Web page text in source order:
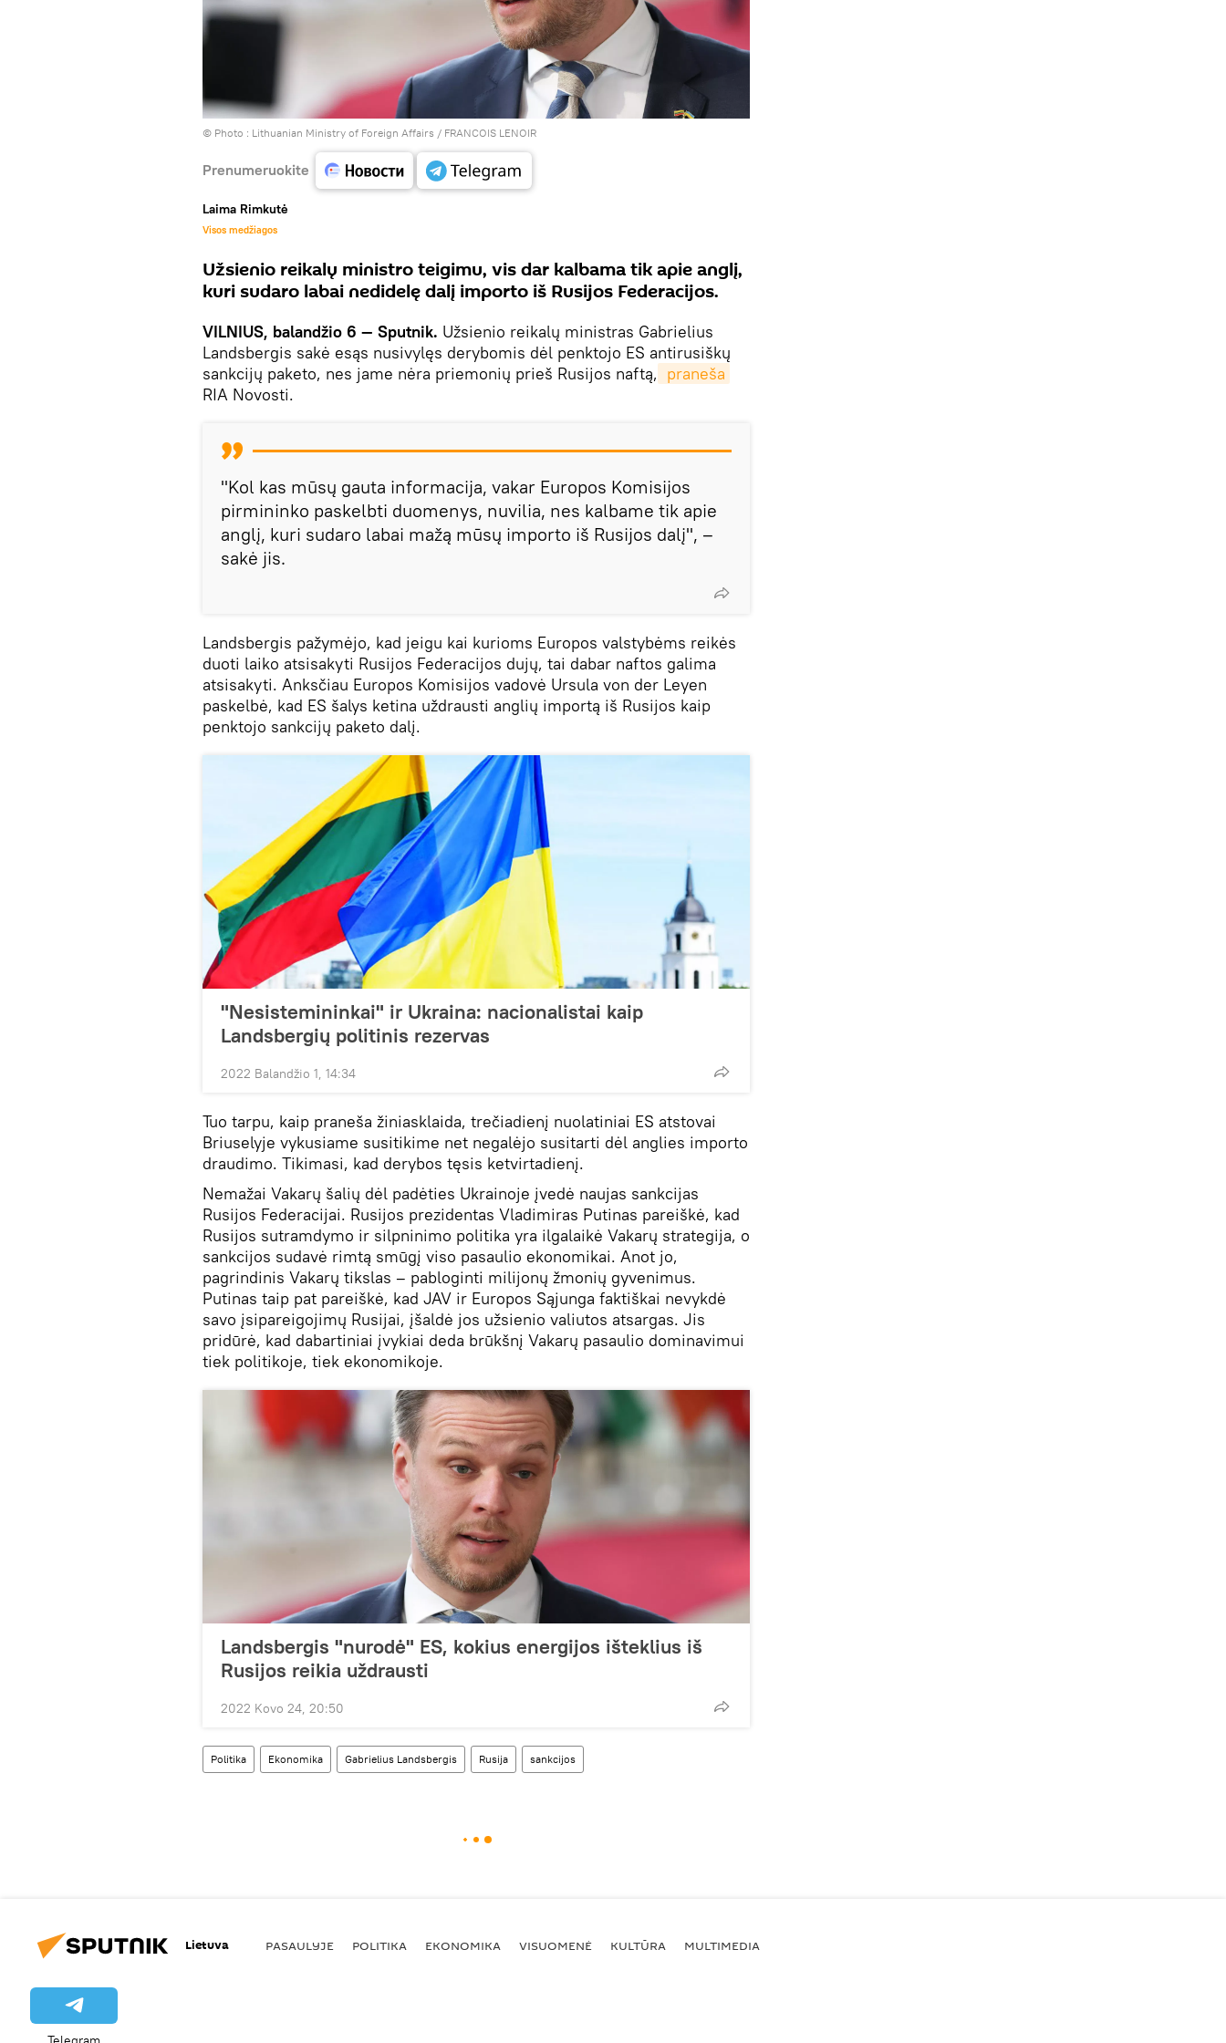
© Photo : Lithuanian Ministry of Foreign Affairs / FRANCOIS LENOIR
Prenumeruokite
Laima Rimkutė
Visos medžiagos
Užsienio reikalų ministro teigimu, vis dar kalbama tik apie anglį,
kuri sudaro labai nedidelę dalį importo iš Rusijos Federacijos.
VILNIUS, balandžio 6 — Sputnik. Užsienio reikalų ministras Gabrielius
Landsbergis sakė esąs nusivylęs derybomis dėl penktojo ES antirusiškų
sankcijų paketo, nes jame nėra priemonių prieš Rusijos naftą, praneša
RIA Novosti.
"Kol kas mūsų gauta informacija, vakar Europos Komisijos
pirmininko paskelbti duomenys, nuvilia, nes kalbame tik apie
anglį, kuri sudaro labai mažą mūsų importo iš Rusijos dalį", –
sakė jis.
Landsbergis pažymėjo, kad jeigu kai kurioms Europos valstybėms reikės
duoti laiko atsisakyti Rusijos Federacijos dujų, tai dabar naftos galima
atsisakyti. Anksčiau Europos Komisijos vadovė Ursula von der Leyen
paskelbė, kad ES šalys ketina uždrausti anglių importą iš Rusijos kaip
penktojo sankcijų paketo dalį.
"Nesistemininkai" ir Ukraina: nacionalistai kaip
Landsbergių politinis rezervas
2022 Balandžio 1, 14:34
Tuo tarpu, kaip praneša žiniasklaida, trečiadienį nuolatiniai ES atstovai
Briuselyje vykusiame susitikime net negalėjo susitarti dėl anglies importo
draudimo. Tikimasi, kad derybos tęsis ketvirtadienį.
Nemažai Vakarų šalių dėl padėties Ukrainoje įvedė naujas sankcijas
Rusijos Federacijai. Rusijos prezidentas Vladimiras Putinas pareiškė, kad
Rusijos sutramdymo ir silpninimo politika yra ilgalaikė Vakarų strategija, o
sankcijos sudavė rimtą smūgį viso pasaulio ekonomikai. Anot jo,
pagrindinis Vakarų tikslas – pabloginti milijonų žmonių gyvenimus.
Putinas taip pat pareiškė, kad JAV ir Europos Sąjunga faktiškai nevykdė
savo įsipareigojimų Rusijai, įšaldė jos užsienio valiutos atsargas. Jis
pridūrė, kad dabartiniai įvykiai deda brūkšnį Vakarų pasaulio dominavimui
tiek politikoje, tiek ekonomikoje.
Landsbergis "nurodė" ES, kokius energijos išteklius iš
Rusijos reikia uždrausti
2022 Kovo 24, 20:50
Politika Ekonomika Gabrielius Landsbergis Rusija sankcijos
Lietuva PASAULYJE POLITIKA EKONOMIKA VISUOMENĖ KULTŪRA MULTIMEDIA